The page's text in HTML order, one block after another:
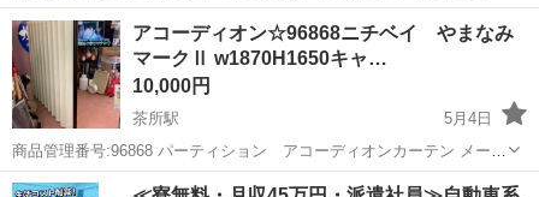
定の販売です。 (5月10日・金曜日まで) よろしくおねがいいたしま
す。 2015年製 中古品として2021年購入 マイコン式室温調節機能付き
オイルヒーター...
岐阜 高山市 季節、空調家電
アコーディオン☆96868ニチベイ やまなみ
マークⅡ w1870H1650キャ…
10,000円
茶所駅
5月4日
商品管理番号:96868 パーティション アコーディオンカーテン メーカ
ー:ニチベイ やまなみマークⅡ キャスター付 マグネット付(柱部分) サ
岐阜 羽島郡 茶所駅 季節、空調家電 マークII